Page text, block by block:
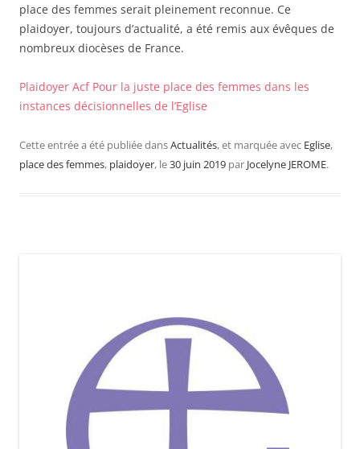
place des femmes serait pleinement reconnue. Ce
plaidoyer, toujours d’actualité, a été remis aux évêques de
nombreux diocèses de France.
Plaidoyer Acf Pour la juste place des femmes dans les
instances décisionnelles de l’Eglise
Cette entrée a été publiée dansActualités, et marquée avec Eglise,
place des femmes, plaidoyer, le30 juin 2019 par Jocelyne JEROME.